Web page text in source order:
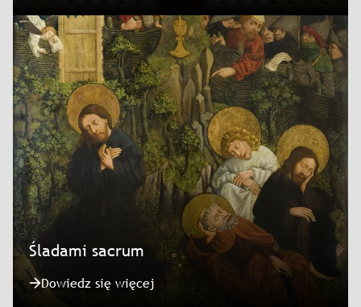
Śladami sacrum
Dowiedz się więcej